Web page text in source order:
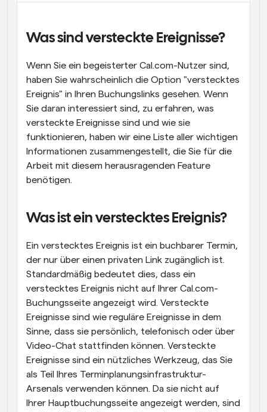
Supercharged Planung mit KI-gestützten Anrufen
Automatisieren Sie die Planung und Erinnerungen
Bleiben Sie auf dem Laufenden über die neuesten
Nachrichten und Updates.
Sofortige Besprechungen
Dynamische Gruppenlinks
Webhooks
Was sind versteckte Ereignisse?
Wenn Sie ein begeisterter Cal.com-Nutzer sind,
haben Sie wahrscheinlich die Option "verstecktes
Ereignis" in Ihren Buchungslinks gesehen. Wenn
Sie daran interessiert sind, zu erfahren, was
versteckte Ereignisse sind und wie sie
funktionieren, haben wir eine Liste aller wichtigen
Informationen zusammengestellt, die Sie für die
Arbeit mit diesem herausragenden Feature
benötigen.
Was ist ein verstecktes Ereignis?
Ein verstecktes Ereignis ist ein buchbarer Termin,
der nur über einen privaten Link zugänglich ist.
Standardmäßig bedeutet dies, dass ein
verstecktes Ereignis nicht auf Ihrer Cal.com-
Buchungsseite angezeigt wird. Versteckte
Ereignisse sind wie reguläre Ereignisse in dem
Sinne, dass sie persönlich, telefonisch oder über
Video-Chat stattfinden können. Versteckte
Ereignisse sind ein nützliches Werkzeug, das Sie
als Teil Ihres Terminplanungsinfrastruktur-
Arsenals verwenden können. Da sie nicht auf
Ihrer Hauptbuchungsseite angezeigt werden, sind